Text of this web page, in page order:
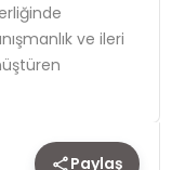
ve ileri
Paylaş